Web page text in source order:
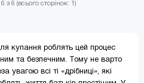
з 6 (всього сторінок: 1)
купання роблять цей процес
та безпечним. Тому не варто
увагою всі ті «дрібниці», які